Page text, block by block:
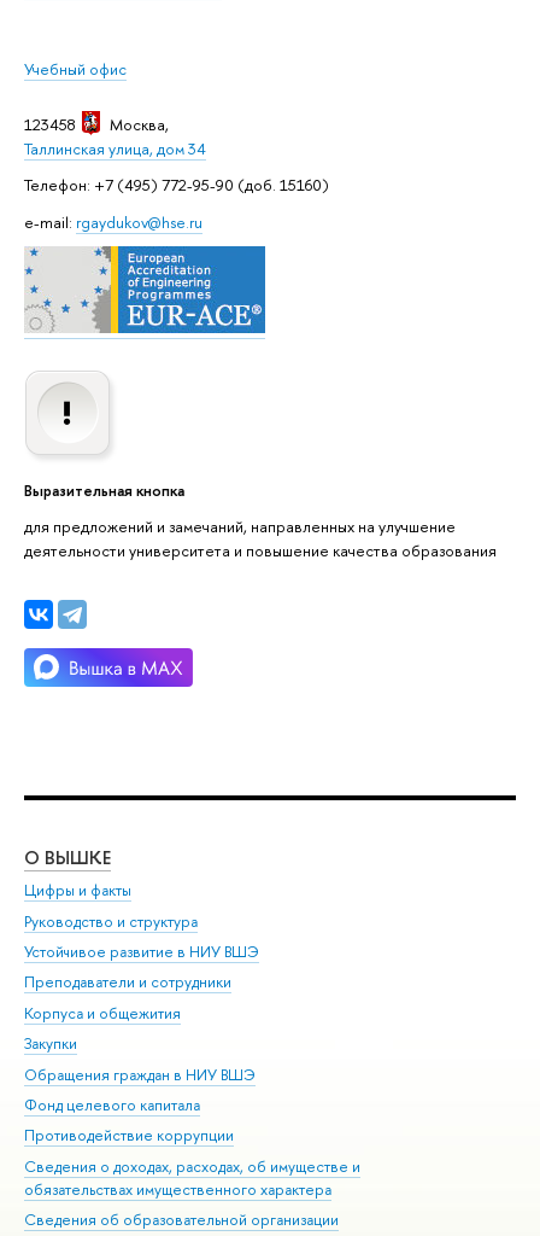
Учебный офис
123458 Москва,
Таллинская улица, дом 34
Телефон: +7 (495) 772-95-90 (доб. 15160)
e-mail: rgaydukov@hse.ru
Выразительная кнопка
для предложений и замечаний, направленных на улучшение
деятельности университета и повышение качества образования
О ВЫШКЕ
Цифры и факты
Руководство и структура
Устойчивое развитие в НИУ ВШЭ
Преподаватели и сотрудники
Корпуса и общежития
Закупки
Обращения граждан в НИУ ВШЭ
Фонд целевого капитала
Противодействие коррупции
Сведения о доходах, расходах, об имуществе и
обязательствах имущественного характера
Сведения об образовательной организации